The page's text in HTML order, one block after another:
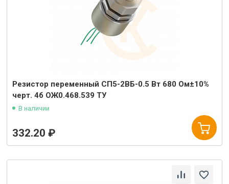
Резистор переменный СП5-2ВБ-0.5 Вт 680 Ом±10%
черт. 4б ОЖ0.468.539 ТУ
В наличии
332.20 ₽